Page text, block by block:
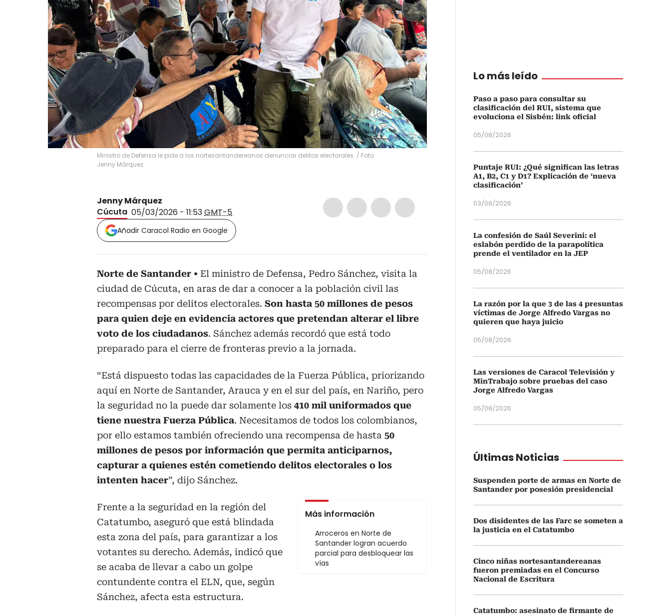
Ministro de Defensa le pide a los nortesantandereanos denunciar delitos electorales. / Foto:
Jenny Márquez.
Jenny Márquez
Cúcuta 05/03/2026 - 11:53GMT-5
Añadir Caracol Radio en Google
Norte de Santander
El ministro de Defensa, Pedro Sánchez, visita la
ciudad de Cúcuta, en aras de dar a conocer a la población civil las
recompensas por delitos electorales. Son hasta 50 millones de pesos
para quien deje en evidencia actores que pretendan alterar el libre
voto de los ciudadanos. Sánchez además recordó que está todo
preparado para el cierre de fronteras previo a la jornada.
“Está dispuesto todas las capacidades de la Fuerza Pública, priorizando
aquí en Norte de Santander, Arauca y en el sur del país, en Nariño, pero
la seguridad no la puede dar solamente los 410 mil uniformados que
tiene nuestra Fuerza Pública. Necesitamos de todos los colombianos,
por ello estamos también ofreciendo una recompensa de hasta 50
millones de pesos por información que permita anticiparnos,
capturar a quienes estén cometiendo delitos electorales o los
intenten hacer”, dijo Sánchez.
Más información
Arroceros en Norte de
Santander logran acuerdo
parcial para desbloquear las
vías
Frente a la seguridad en la región del
Catatumbo, aseguró que está blindada
esta zona del país, para garantizar a los
votantes su derecho. Además, indicó que
se acaba de llevar a cabo un golpe
contundente contra el ELN, que, según
Sánchez, afecta esta estructura.
Lo más leído
Paso a paso para consultar su
clasificación del RUI, sistema que
evoluciona el Sisbén: link oficial
05/08/2026
Puntaje RUI: ¿Qué significan las letras
A1, B2, C1 y D1? Explicación de ‘nueva
clasificación’
03/08/2026
La confesión de Saúl Severini: el
eslabón perdido de la parapolítica
prende el ventilador en la JEP
05/08/2026
La razón por la que 3 de las 4 presuntas
víctimas de Jorge Alfredo Vargas no
quieren que haya juicio
05/08/2026
Las versiones de Caracol Televisión y
MinTrabajo sobre pruebas del caso
Jorge Alfredo Vargas
05/08/2026
Últimas Noticias
Suspenden porte de armas en Norte de
Santander por posesión presidencial
Dos disidentes de las Farc se someten a
la justicia en el Catatumbo
Cinco niñas nortesantandereanas
fueron premiadas en el Concurso
Nacional de Escritura
Catatumbo: asesinato de firmante de